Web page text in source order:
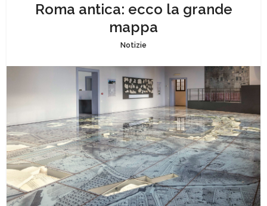
Roma antica: ecco la grande
mappa
Notizie